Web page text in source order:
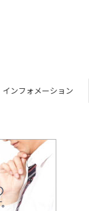
インフォメーション